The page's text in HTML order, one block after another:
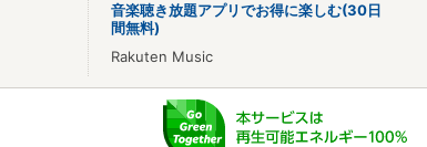
音楽聴き放題アプリでお得に楽しむ(30日
間無料)
Rakuten Music